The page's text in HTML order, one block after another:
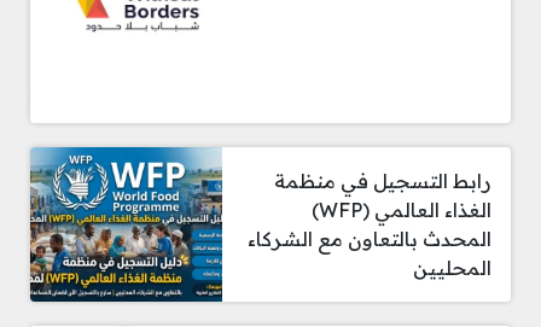
رابط التسجيل في منظمة
الغذاء العالمي (WFP)
المحدث بالتعاون مع الشركاء
المحليين